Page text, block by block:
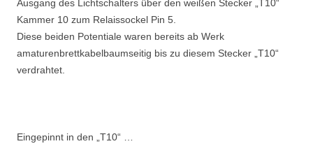
Ausgang des Lichtschalters über den weißen Stecker „T10“
Kammer 10 zum Relaissockel Pin 5.
Diese beiden Potentiale waren bereits ab Werk
amaturenbrettkabelbaumseitig bis zu diesem Stecker „T10“
verdrahtet.
Eingepinnt in den „T10“ …